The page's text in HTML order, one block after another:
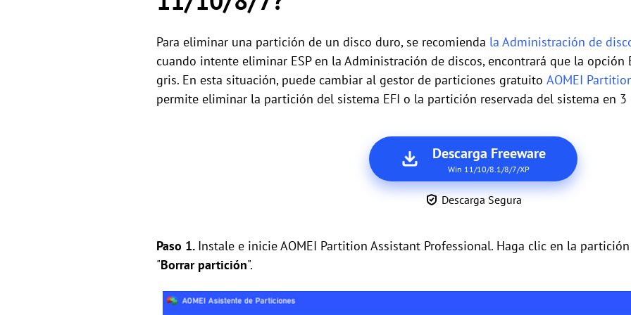
Para eliminar una partición de un disco duro, se recomienda la Administración de
cuando intente eliminar ESP en la Administración de discos, encontrará que la
gris. En esta situación, puede cambiar al gestor de particiones gratuito AOMEI
permite eliminar la partición del sistema EFI o la partición reservada del sistema en 3
Descarga Freeware
Win 11/10/8.1/8/7/XP
Descarga Segura
Paso 1. Instale e inicie AOMEI Partition Assistant Professional. Haga clic en la
"Borrar partición".